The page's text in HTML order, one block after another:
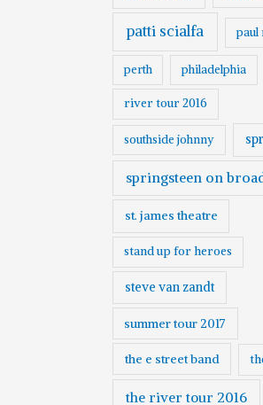
patti scialfa paul
perth philadelphia
river tour 2016
southside johnny
springsteen on
st. james theatre
stand up for heroes
steve van zandt
summer tour 2017
the e street band
the river tour 2016